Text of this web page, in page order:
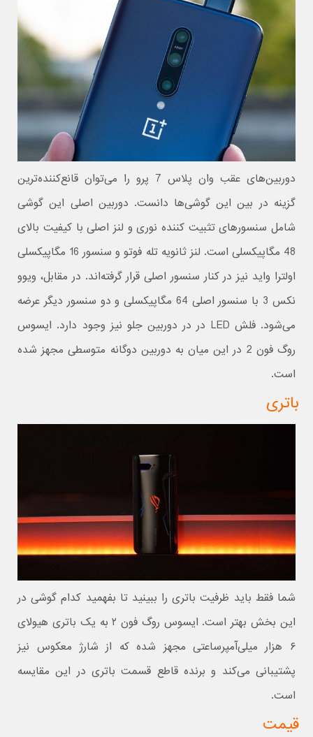
دوربین‌های عقب وان پلاس 7 پرو را می‌توان قانع‌کننده‌ترین
گزینه در بین این گوشی‌ها دانست. دوربین اصلی این گوشی
شامل سنسورهای تثبیت کننده نوری و لنز اصلی با کیفیت بالای
48 مگاپیکسلی است. لنز ثانویه تله فوتو و سنسور 16 مگاپیکسلی
اولترا واید نیز در کنار سنسور اصلی قرار گرفته‌اند. در مقابل، ویوو
نکس 3 با سنسور اصلی 64 مگاپیکسلی و دو سنسور دیگر عرضه
می‌شود. فلش LED در در دوربین جلو نیز وجود دارد. ایسوس
روگ فون 2 در این میان به دوربین دوگانه متوسطی مجهز شده
است.
باتری
شما فقط باید ظرفیت باتری را ببینید تا بفهمید کدام گوشی در
این بخش بهتر است. ایسوس روگ فون ۲ به یک باتری هیولای
۶ هزار میلی‌آمپرساعتی مجهز شده که از شارژ معکوس نیز
پشتیبانی می‌کند و برنده قاطع قسمت باتری در این مقایسه
است.
قیمت